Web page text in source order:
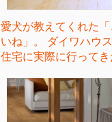
愛犬が教えてくれた
いね」。 ダイワハウ
住宅に実際に行ってき